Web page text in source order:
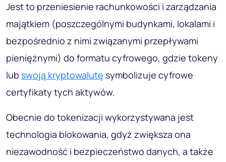
Jest to przeniesienie rachunkowości i zarządzania
majątkiem (poszczególnymi budynkami, lokalami i
bezpośrednio z nimi związanymi przepływami
pieniężnymi) do formatu cyfrowego, gdzie tokeny
lub swoją kryptowalutę symbolizuje cyfrowe
certyfikaty tych aktywów.
Obecnie do tokenizacji wykorzystywana jest
technologia blokowania, gdyż zwiększa ona
niezawodność i bezpieczeństwo danych, a także